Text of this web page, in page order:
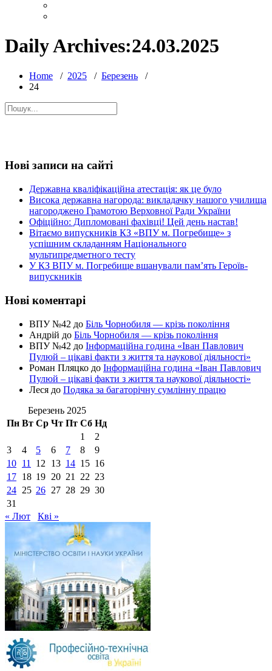
Daily Archives:24.03.2025
Home / 2025 / Березень /
24
Нові записи на сайті
Державна кваліфікаційна атестація: як це було
Висока державна нагорода: викладачку нашого училища
нагороджено Грамотою Верховної Ради України
Офіційно: Дипломовані фахівці! Цей день настав!
Вітаємо випускників КЗ «ВПУ м. Погребище» з
успішним складанням Національного
мультипредметного тесту
У КЗ ВПУ м. Погребище вшанували пам’ять Героїв-
випускників
Нові коментарі
ВПУ №42 до Біль Чорнобиля — крізь покоління
Андрій до Біль Чорнобиля — крізь покоління
ВПУ №42 до Інформаційна година «Іван Павлович
Пулюй – цікаві факти з життя та наукової діяльності»
Роман Пляцко до Інформаційна година «Іван Павлович
Пулюй – цікаві факти з життя та наукової діяльності»
Леся до Подяка за багаторічну сумлінну працю
Березень 2025
Пн Вт Ср Чт Пт Сб Нд
1
2
3
4 5 6 7 8
9
10 11 12 13 14 15 16
17 18 19 20 21 22 23
24 25 26 27 28 29 30
31
« Лют
Кві »